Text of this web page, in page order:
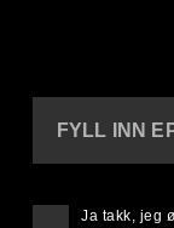
FYLL INN
Ja takk, jeg